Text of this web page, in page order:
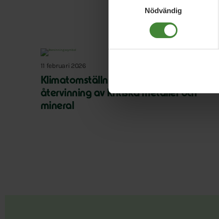
Nödvändig
11 februari 2026
Klimatomställningen kräver mer
återvinning av kritiska metaller och
mineral